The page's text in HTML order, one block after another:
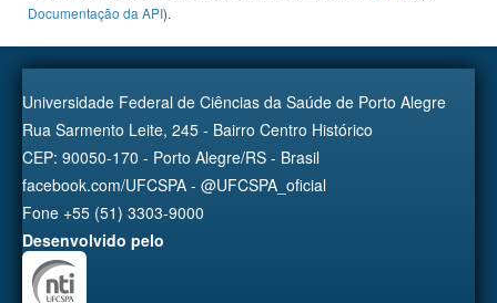
Documentação da API).
Universidade Federal de Ciências da Saúde de Porto Alegre
Rua Sarmento Leite, 245 - Bairro Centro Histórico
CEP: 90050-170 - Porto Alegre/RS - Brasil
facebook.com/UFCSPA - @UFCSPA_oficial
Fone +55 (51) 3303-9000
Desenvolvido pelo